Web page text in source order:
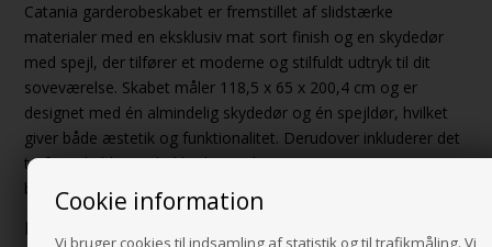
Cookie information
Vi bruger cookies til indsamling af statistik og til trafikmåling. Vi
Catania garderobeskabet er fremstillet af slidstærke
materialer med en eksklusiv mat sort finish og en skydedør
med spejl, der tilfører et moderne og stilfuldt udtryk til dit
soveværelse. Skabet måler 118,5 x 65 x 200,4 cm og er
designet med én almindelig skydedør og én spejldør, hvilket
giver både æstetik og funktionalitet. Derudover inkluderer det
to faste hylder, to beklædningsskinner samt en top- og
bundskinne, der sikrer en let og stabil skydedørsfunktion.
Funktionalitet